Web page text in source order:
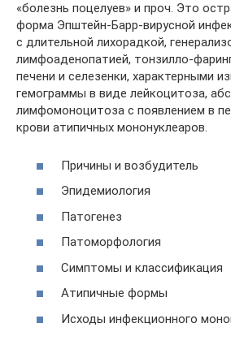
«болезнь поцелуев» и проч. Это
форма Эпштейн-Барр-вирусной
с длительной лихорадкой,
лимфоаденопатией, тонзилло-
печени и селезенки, характерными
гемограммы в виде лейкоцитоза,
лимфомоноцитоза с появлением в
крови атипичных мононуклеаров.
Причины и возбудитель
Эпидемиология
Патогенез
Патоморфология
Симптомы и классификация
Атипичные формы
Исходы инфекционного